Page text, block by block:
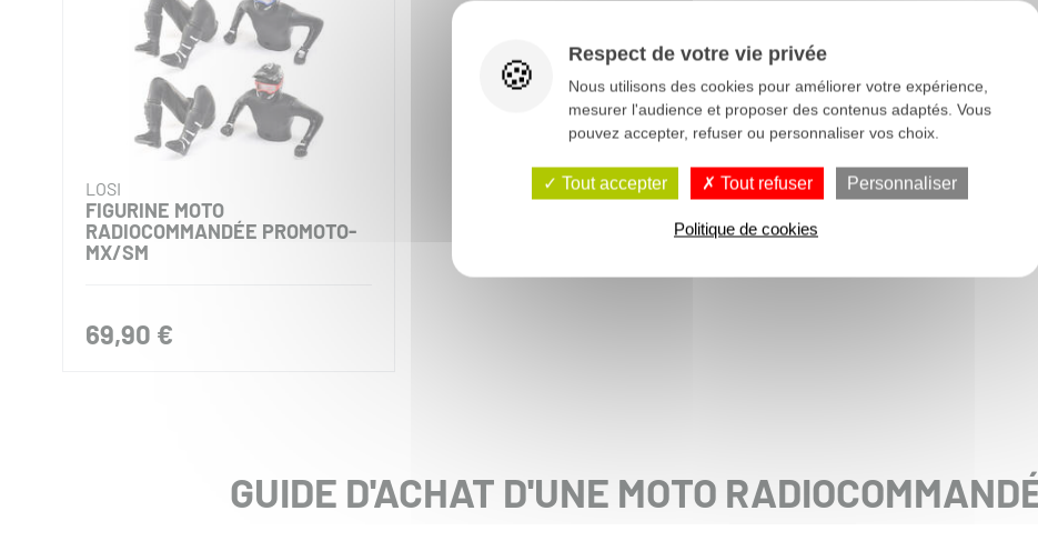
LOSI
FIGURINE MOTO
RADIOCOMMANDÉE PROMOTO-
MX/SM
69,90 €
GUIDE D'ACHAT D'UNE MOTO
Respect de votre vie privée
Nous utilisons des cookies pour améliorer votre expérience,
mesurer l'audience et proposer des contenus adaptés. Vous
pouvez accepter, refuser ou personnaliser vos choix.
Tout accepter Tout refuser Personnaliser
Politique de cookies